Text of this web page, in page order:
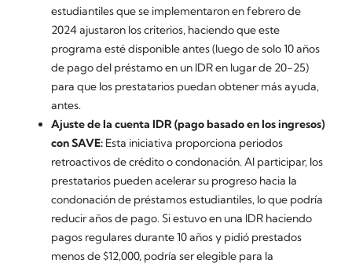
estudiantiles que se implementaron en febrero de
2024 ajustaron los criterios, haciendo que este
programa esté disponible antes (luego de solo 10 años
de pago del préstamo en un IDR en lugar de 20-25)
para que los prestatarios puedan obtener más ayuda,
antes.
Ajuste de la cuenta IDR (pago basado en los ingresos)
con SAVE: Esta iniciativa proporciona periodos
retroactivos de crédito o condonación. Al participar, los
prestatarios pueden acelerar su progreso hacia la
condonación de préstamos estudiantiles, lo que podría
reducir años de pago. Si estuvo en una IDR haciendo
pagos regulares durante 10 años y pidió prestados
menos de $12,000, podría ser elegible para la